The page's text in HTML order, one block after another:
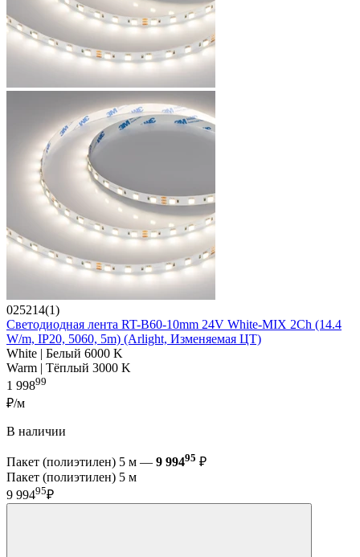
025214(1)
Светодиодная лента RT-B60-10mm 24V White-MIX 2Ch (14.4
W/m, IP20, 5060, 5m) (Arlight, Изменяемая ЦТ)
White | Белый 6000 K
Warm | Тёплый 3000 K
1 99899
₽/м
В наличии
Пакет (полиэтилен) 5 м — 9 99495 ₽
Пакет (полиэтилен) 5 м
9 99495₽